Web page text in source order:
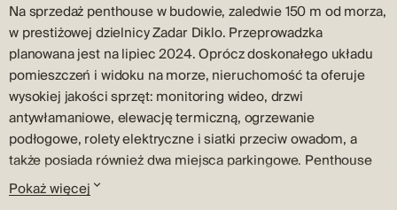
Na sprzedaż penthouse w budowie, zaledwie 150 m od morza,
w prestiżowej dzielnicy Zadar Diklo. Przeprowadzka
planowana jest na lipiec 2024. Oprócz doskonałego układu
pomieszczeń i widoku na morze, nieruchomość ta oferuje
wysokiej jakości sprzęt: monitoring wideo, drzwi
antywłamaniowe, elewację termiczną, ogrzewanie
podłogowe, rolety elektryczne i siatki przeciw owadom, a
także posiada również dwa miejsca parkingowe. Penthouse
A3 w budynku A o powierzchni 115 m2 składa się z części
wejściowej z miejscem do przechowywania, która prowadzi
Pokaż więcej